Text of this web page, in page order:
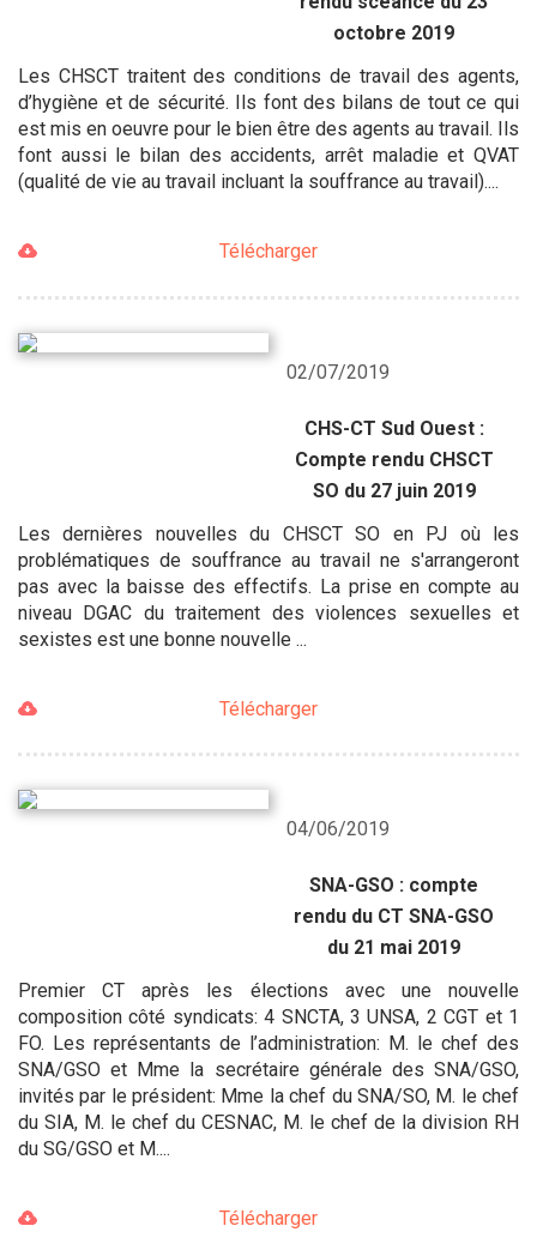
octobre 2019
Les CHSCT traitent des conditions de travail des agents,
d’hygiène et de sécurité. Ils font des bilans de tout ce qui
est mis en oeuvre pour le bien être des agents au travail. Ils
font aussi le bilan des accidents, arrêt maladie et QVAT
(qualité de vie au travail incluant la souffrance au travail)....
Télécharger
02/07/2019
CHS-CT Sud Ouest :
Compte rendu CHSCT
SO du 27 juin 2019
Les dernières nouvelles du CHSCT SO en PJ où les
problématiques de souffrance au travail ne s'arrangeront
pas avec la baisse des effectifs. La prise en compte au
niveau DGAC du traitement des violences sexuelles et
sexistes est une bonne nouvelle ...
Télécharger
04/06/2019
SNA-GSO : compte
rendu du CT SNA-GSO
du 21 mai 2019
Premier CT après les élections avec une nouvelle
composition côté syndicats: 4 SNCTA, 3 UNSA, 2 CGT et 1
FO. Les représentants de l’administration: M. le chef des
SNA/GSO et Mme la secrétaire générale des SNA/GSO,
invités par le président: Mme la chef du SNA/SO, M. le chef
du SIA, M. le chef du CESNAC, M. le chef de la division RH
du SG/GSO et M....
Télécharger